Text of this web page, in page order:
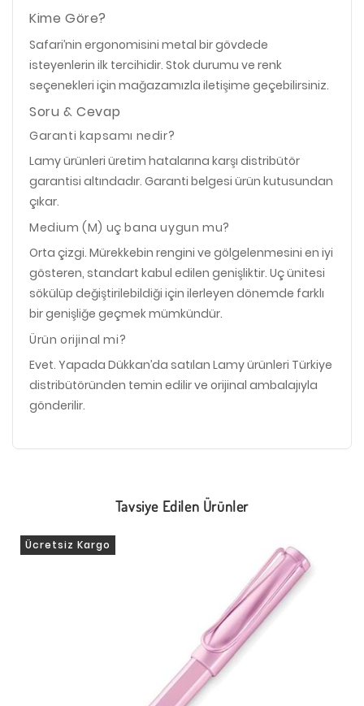
Kime Göre?
Safari’nin ergonomisini metal bir gövdede
isteyenlerin ilk tercihidir. Stok durumu ve renk
seçenekleri için mağazamızla iletişime geçebilirsiniz.
Soru & Cevap
Garanti kapsamı nedir?
Lamy ürünleri üretim hatalarına karşı distribütör
garantisi altındadır. Garanti belgesi ürün kutusundan
çıkar.
Medium (M) uç bana uygun mu?
Orta çizgi. Mürekkebin rengini ve gölgelenmesini en iyi
gösteren, standart kabul edilen genişliktir. Uç ünitesi
sökülüp değiştirilebildiği için ilerleyen dönemde farklı
bir genişliğe geçmek mümkündür.
Ürün orijinal mi?
Evet. Yapada Dükkan’da satılan Lamy ürünleri Türkiye
distribütöründen temin edilir ve orijinal ambalajıyla
gönderilir.
Tavsiye Edilen Ürünler
Ücretsiz Kargo